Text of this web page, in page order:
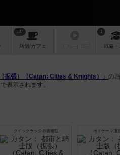
137
店舗/カフェ
1
戦略
拡張）（Catan: Cities & Knights）」 の
表示されます。
クイックラック@書籍狂 ボドゲーマ運